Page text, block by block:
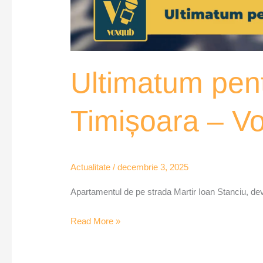
Ultimatum
Timișoara –
Actualitate /decembrie 3, 2025
Apartamentul de pe strada Martir Ioan Stanciu,
Read More »